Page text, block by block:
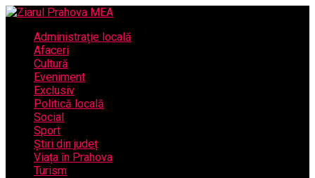
Administrație locală
Afaceri
Cultură
Eveniment
Exclusiv
Politică locală
Social
Sport
Știri din județ
Viața în Prahova
Turism